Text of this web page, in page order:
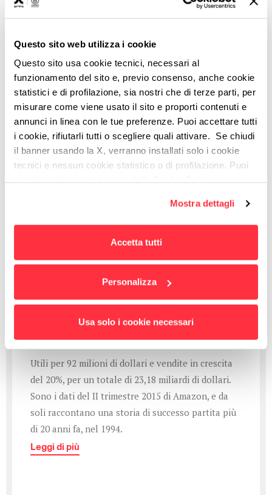
Questo sito web utilizza i cookie
Questo sito usa cookie tecnici, necessari al
funzionamento del sito e, previo consenso, anche cookie
statistici e di profilazione, sia nostri che di terze parti, per
misurare come viene usato il sito e proporti contenuti e
annunci in linea con le tue preferenze. Puoi accettare tutti
i cookie, rifiutarli tutti o scegliere quali attivare. Se chiudi
il banner usando la X, verranno installati solo i cookie
tecnici e nessun cookie statistico o di profilazione. Puoi
Mostra dettagli
Accetta tutti
Personalizza
Usa solo i cookie necessari
Ogni giorno ricevi in media dai 300 ai 3000
messaggi pubblicitari, frutto di outbound
tutto cosa significa outbound marketing?
Leggi di più
Amazon e la Coda Lunga:
perché l'e-commerce ha
#inbound marketing
Utili per 92 milioni di dollari e vendite in crescita
del 20%, per un totale di 23,18 miliardi di dollari.
Sono i dati del II trimestre 2015 di Amazon, e da
soli raccontano una storia di successo partita più
di 20 anni fa, nel 1994.
Leggi di più